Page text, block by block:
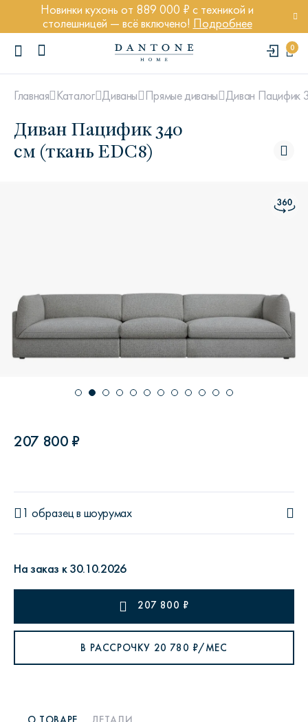
Новинки кухонь от 889 000 ₽ с техникой и
столешницей — всё включено! Подробнее
0
Главная Каталог Диваны Прямые диваны Диван Пацифик
Диван Пацифик 340
см (ткань EDC8)
207 800 ₽
1 образецв шоурумах
На заказ к 30.10.2026
207 800 ₽
В РАССРОЧКУ 20 780 ₽/МЕС